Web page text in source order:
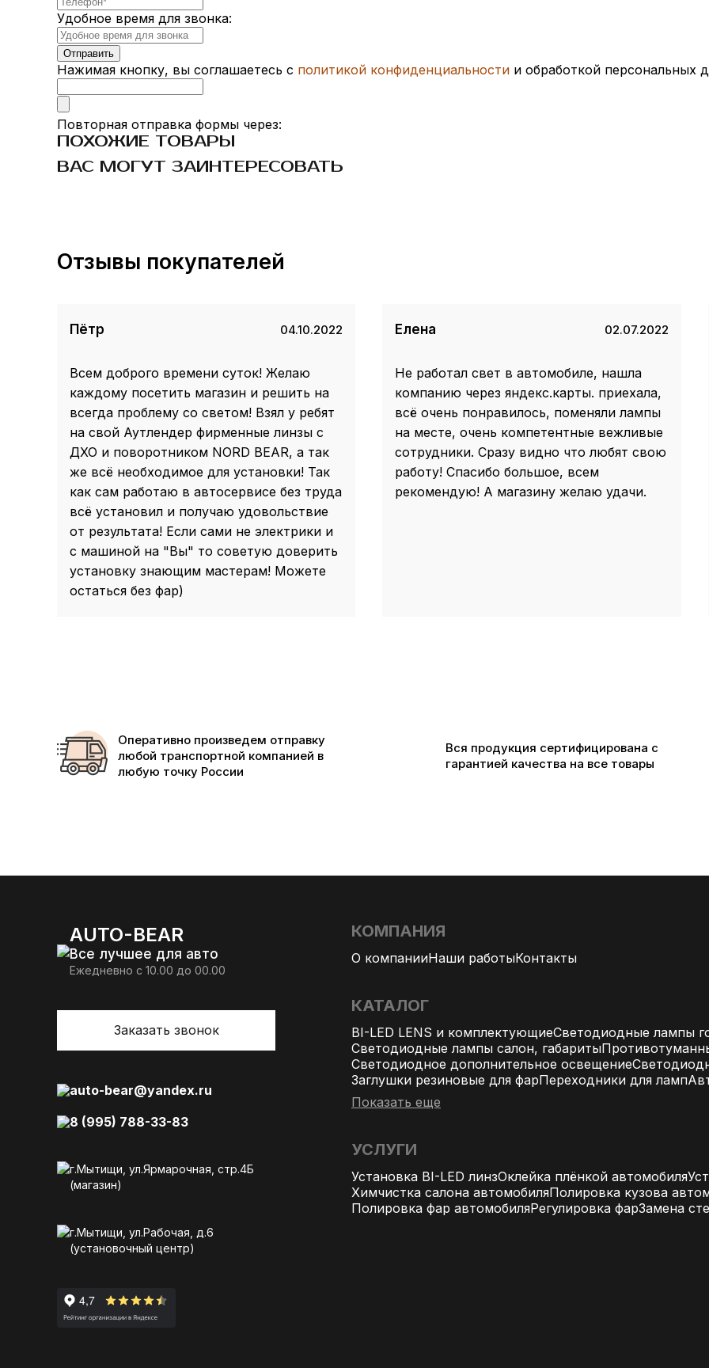
Удобное время для звонка:
Нажимая кнопку, вы соглашаетесь с политикой конфиденциальности и обработкой персональных
Повторная отправка формы через:
ПОХОЖИЕ ТОВАРЫ
ВАС МОГУТ ЗАИНТЕРЕСОВАТЬ
Отзывы покупателей
Пётр 04.10.2022
Всем доброго времени суток! Желаю
каждому посетить магазин и решить на
всегда проблему со светом! Взял у ребят
на свой Аутлендер фирменные линзы с
ДХО и поворотником NORD BEAR, а так
же всё необходимое для установки! Так
как сам работаю в автосервисе без труда
всё установил и получаю удовольствие
от результата! Если сами не электрики и
с машиной на "Вы" то советую доверить
установку знающим мастерам! Можете
остаться без фар)
Елена 02.07.2022
Не работал свет в автомобиле, нашла
компанию через яндекс.карты. приехала,
всё очень понравилось, поменяли лампы
на месте, очень компетентные вежливые
сотрудники. Сразу видно что любят свою
работу! Спасибо большое, всем
рекомендую! А магазину желаю удачи.
Оперативно произведем отправку
любой транспортной компанией в
любую точку России
Вся продукция сертифицирована с
гарантией качества на все товары
AUTO-BEAR
Все лучшее для авто
Ежедневно с 10.00 до 00.00
Заказать звонок
auto-bear@yandex.ru
8 (995) 788-33-83
г.Мытищи, ул.Ярмарочная, стр.4Б
(магазин)
г.Мытищи, ул.Рабочая, д.6
(установочный центр)
КОМПАНИЯ
О компанииНаши работыКонтакты
КАТАЛОГ
BI-LED LENS и комплектующиеСветодиодные лампы
Светодиодные лампы салон, габариты
Светодиодное дополнительное освещение
Заглушки резиновые для фарПереходники для ламп
Показать еще
УСЛУГИ
Установка BI-LED линзОклейка плёнкой автомобиля
Химчистка салона автомобиляПолировка кузова
Полировка фар автомобиляРегулировка фарЗамена